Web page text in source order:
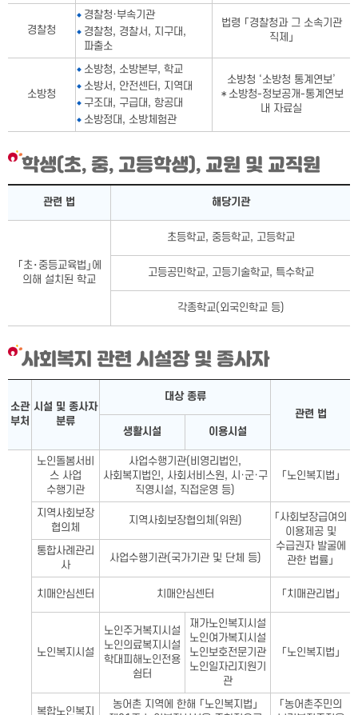
경찰청
경찰청·부속기관
경찰청, 경찰서, 지구대,
파출소
법령 「경찰청과 그 소속기관
직제」
소방청
소방청, 소방본부, 학교
소방서, 안전센터, 지역대
구조대, 구급대, 항공대
소방정대, 소방체험관
소방청 ‘소방청 통계연보’
＊소방청-정보공개-통계연보
내 자료실
학생(초, 중, 고등학생), 교원 및 교직원
관련 법 해당기관
｢초･중등교육법｣에
의해 설치된 학교
초등학교, 중등학교, 고등학교
고등공민학교, 고등기술학교, 특수학교
각종학교(외국인학교 등)
사회복지 관련 시설장 및 종사자
소관
부처
시설 및 종사자
분류
대상 종류
관련 법
생활시설
이용시설
노인돌봄서비
스 사업
수행기관
사업수행기관(비영리법인,
사회복지법인, 사회서비스원, 시·군·구
직영시설, 직접운영 등)
「노인복지법」
지역사회보장
협의체
지역사회보장협의체(위원)
「사회보장급여의
이용제공 및
수급권자 발굴에
관한 법률」
통합사례관리
사
사업수행기관(국가기관 및 단체 등)
치매안심센터 치매안심센터 「치매관리법」
노인복지시설
노인주거복지시설
노인의료복지시설
학대피해노인전용
쉼터
재가노인복지시설
노인여가복지시설
노인보호전문기관
노인일자리지원기
관
「노인복지법」
복합노인복지
농어촌 지역에 한해 「노인복지법」
「농어촌주민의